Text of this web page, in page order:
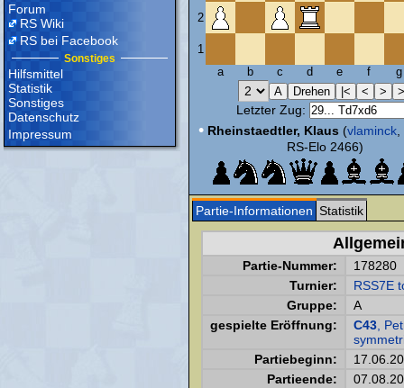
Forum
RS Wiki
RS bei Facebook
Sonstiges
Hilfsmittel
Statistik
Sonstiges
Datenschutz
Impressum
2
1
a
b c d e f g
Letzter Zug:
• Rheinstaedtler, Klaus (vlaminck
RS-Elo 2466)
Partie-Informationen Statistik
Partie-Nummer:
178280
Turnier:
RSS7E
Gruppe:
A
gespielte Eröffnung:
C43 ,
Partiebeginn:
Partieende: